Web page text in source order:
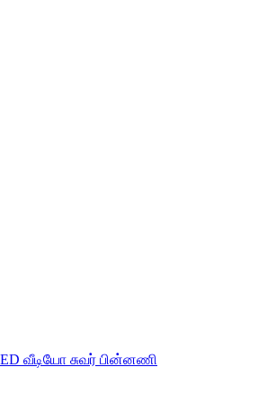
வீடியோ சுவர் பின்னணி